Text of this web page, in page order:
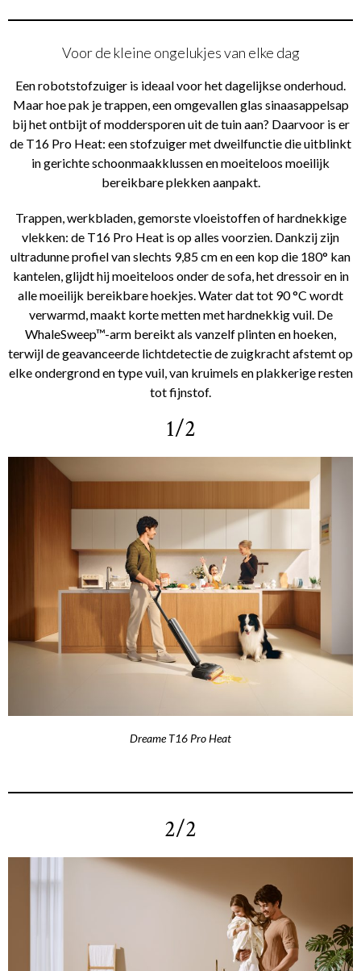
Voor de kleine ongelukjes van elke dag
Een robotstofzuiger is ideaal voor het dagelijkse onderhoud.
Maar hoe pak je trappen, een omgevallen glas sinaasappelsap
bij het ontbijt of moddersporen uit de tuin aan? Daarvoor is er
de T16 Pro Heat: een stofzuiger met dweilfunctie die uitblinkt
in gerichte schoonmaakklussen en moeiteloos moeilijk
bereikbare plekken aanpakt.
Trappen, werkbladen, gemorste vloeistoffen of hardnekkige
vlekken: de T16 Pro Heat is op alles voorzien. Dankzij zijn
ultradunne profiel van slechts 9,85 cm en een kop die 180° kan
kantelen, glijdt hij moeiteloos onder de sofa, het dressoir en in
alle moeilijk bereikbare hoekjes. Water dat tot 90 °C wordt
verwarmd, maakt korte metten met hardnekkig vuil. De
WhaleSweep™-arm bereikt als vanzelf plinten en hoeken,
terwijl de geavanceerde lichtdetectie de zuigkracht afstemt op
elke ondergrond en type vuil, van kruimels en plakkerige resten
tot fijnstof.
1/2
Dreame T16 Pro Heat
2/2